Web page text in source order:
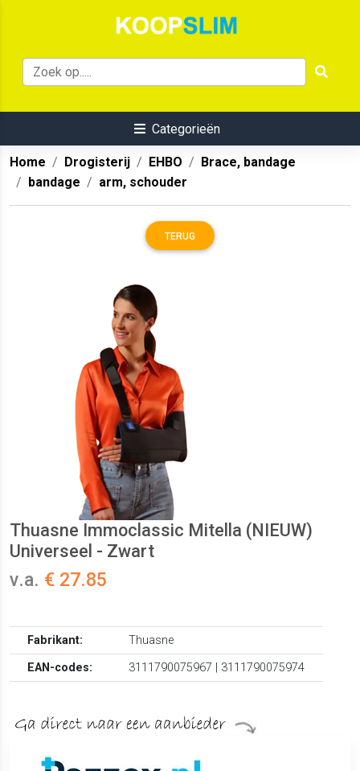
Categorieën
Home Drogisterij EHBO
Brace, bandage
bandage
arm, schouder
TERUG
Thuasne Immoclassic Mitella (NIEUW)
Universeel - Zwart
v.a. € 27.85
Fabrikant:
Thuasne
EAN-codes:
3111790075967 | 3111790075974